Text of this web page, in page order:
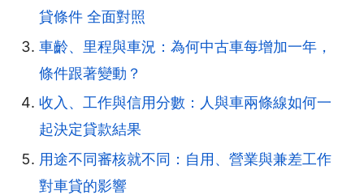
貸條件 全面對照
車齡、里程與車況：為何中古車每增加一年，
條件跟著變動？
收入、工作與信用分數：人與車兩條線如何一
起決定貸款結果
用途不同審核就不同：自用、營業與兼差工作
對車貸的影響